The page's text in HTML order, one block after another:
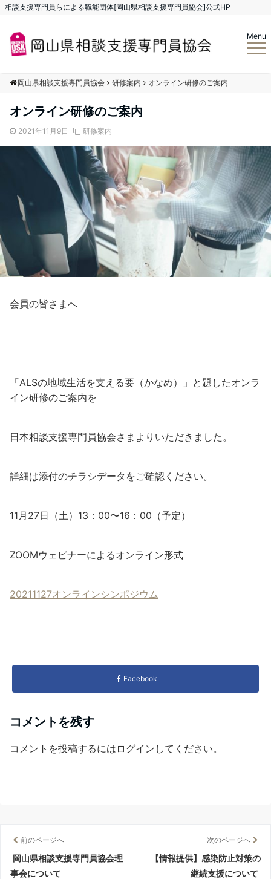
相談支援専門員らによる職能団体[岡山県相談支援専門員協会]公式HP
Menu
岡山県相談支援専門員協会 研修案内 オンライン研修のご案内
オンライン研修のご案内
2021年11月9日 研修案内
会員の皆さまへ
「ALSの地域⽣活を⽀える要（かなめ）」と題したオンラ
イン研修のご案内を
日本相談支援専門員協会さまよりいただきました。
詳細は添付のチラシデータをご確認ください。
11⽉27⽇（⼟）13：00〜16：00（予定）
ZOOMウェビナーによるオンライン形式
20211127オンラインシンポジウム
Facebook
コメントを残す
コメントを投稿するには ログイン してください。
前のページへ
岡山県相談支援専門員協会理
事会について
次のページへ
【情報提供】感染防止対策の
継続支援について